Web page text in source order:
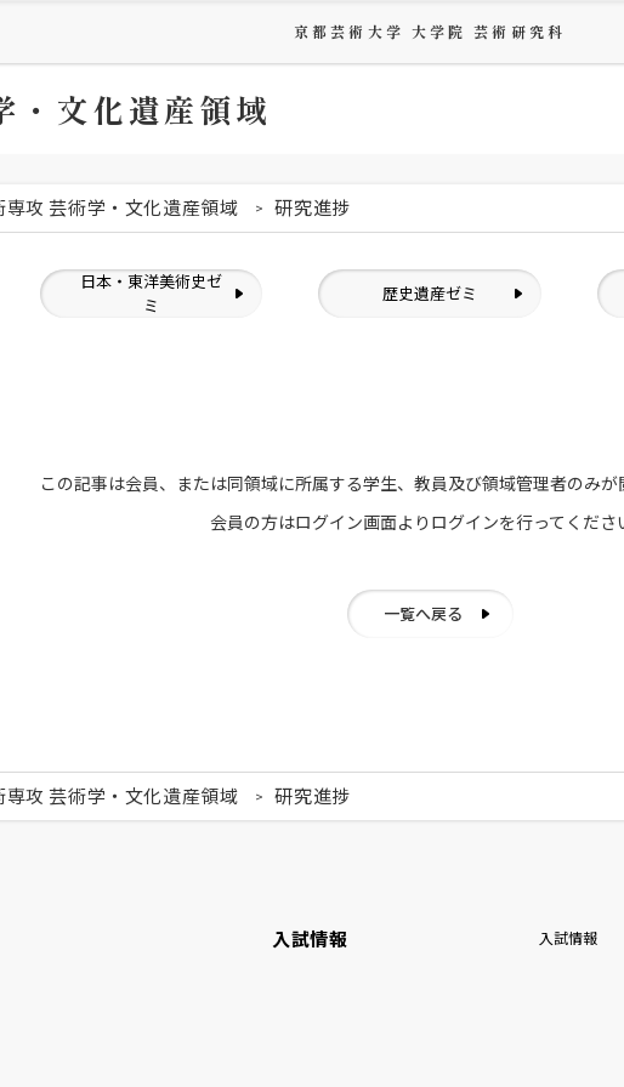
京都芸術大学 大学院 芸術研究科
・文化遺産領域
専攻 芸術学・文化遺産領域 研究進捗
日本・東洋美術史ゼ
ミ
歴史遺産ゼミ
この記事は会員、または同領域に所属する学生、教員及び領域管理者のみが
会員の方はログイン画面より ログインを行ってくださ
一覧へ戻る
専攻 芸術学・文化遺産領域 研究進捗
入試情報 入試情報